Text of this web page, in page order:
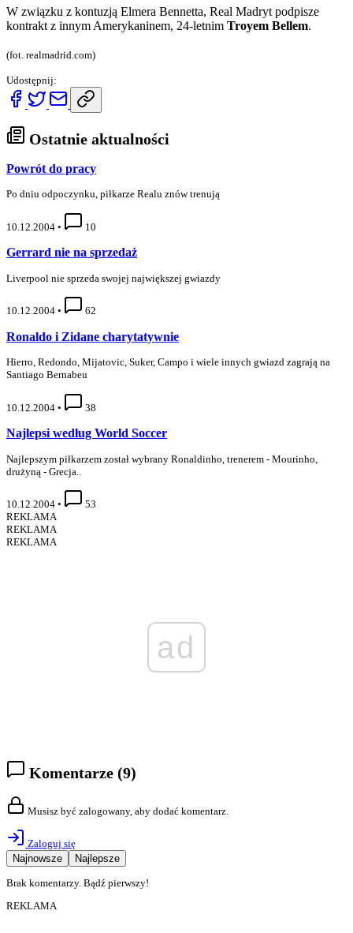
W związku z kontuzją Elmera Bennetta, Real Madryt podpisze
kontrakt z innym Amerykaninem, 24-letnim Troyem Bellem.
(fot. realmadrid.com)
Udostępnij:
Ostatnie aktualności
Powrót do pracy
Po dniu odpoczynku, piłkarze Realu znów trenują
10.12.2004 • 10
Gerrard nie na sprzedaż
Liverpool nie sprzeda swojej największej gwiazdy
10.12.2004 • 62
Ronaldo i Zidane charytatywnie
Hierro, Redondo, Mijatovic, Suker, Campo i wiele innych gwiazd zagrają na
Santiago Bernabeu
10.12.2004 • 38
Najlepsi według World Soccer
Najlepszym piłkarzem został wybrany Ronaldinho, trenerem - Mourinho,
drużyną - Grecja..
10.12.2004 •
53
REKLAMA
REKLAMA
REKLAMA
ad
Komentarze (9)
Musisz być zalogowany, aby dodać komentarz.
Zaloguj się
Najnowsze
Najlepsze
Brak komentarzy. Bądź pierwszy!
REKLAMA